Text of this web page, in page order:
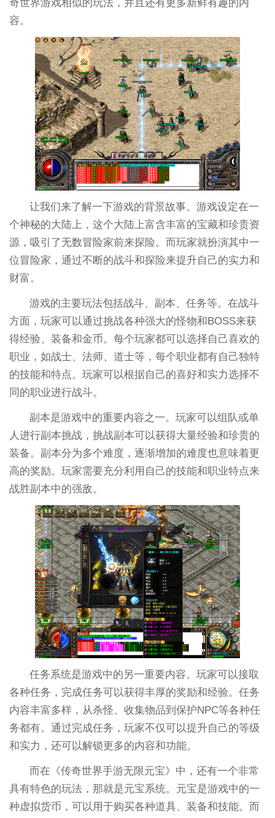
奇世界游戏相似的玩法，并且还有更多新鲜有趣的内
容。
让我们来了解一下游戏的背景故事。游戏设定在一
个神秘的大陆上，这个大陆上富含丰富的宝藏和珍贵资
源，吸引了无数冒险家前来探险。而玩家就扮演其中一
位冒险家，通过不断的战斗和探险来提升自己的实力和
财富。
游戏的主要玩法包括战斗、副本、任务等。在战斗
方面，玩家可以通过挑战各种强大的怪物和BOSS来获
得经验、装备和金币。每个玩家都可以选择自己喜欢的
职业，如战士、法师、道士等，每个职业都有自己独特
的技能和特点。玩家可以根据自己的喜好和实力选择不
同的职业进行战斗。
副本是游戏中的重要内容之一。玩家可以组队或单
人进行副本挑战，挑战副本可以获得大量经验和珍贵的
装备。副本分为多个难度，逐渐增加的难度也意味着更
高的奖励。玩家需要充分利用自己的技能和职业特点来
战胜副本中的强敌。
任务系统是游戏中的另一重要内容。玩家可以接取
各种任务，完成任务可以获得丰厚的奖励和经验。任务
内容丰富多样，从杀怪、收集物品到保护NPC等各种任
务都有。通过完成任务，玩家不仅可以提升自己的等级
和实力，还可以解锁更多的内容和功能。
而在《传奇世界手游无限元宝》中，还有一个非常
具有特色的玩法，那就是元宝系统。元宝是游戏中的一
种虚拟货币，可以用于购买各种道具、装备和技能。而